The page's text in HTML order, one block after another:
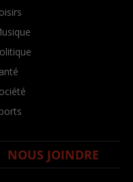
NOUS JOINDRE